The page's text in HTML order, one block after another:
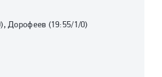
),Дорофеев (19:55/1/0)